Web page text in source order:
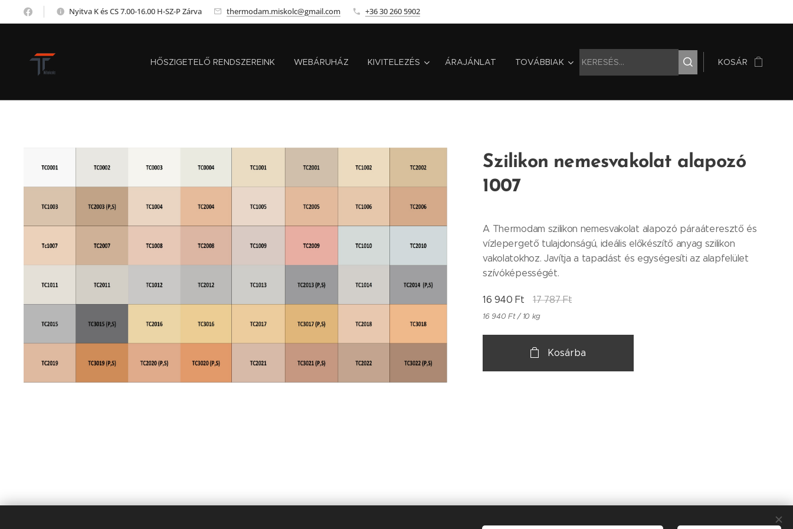
Nyitva K és CS 7.00-16.00 H-SZ-P Zárva thermodam.miskolc@gmail.com +36 30 260 5902
HŐSZIGETELŐ RENDSZEREINK WEBÁRUHÁZ KIVITELEZÉS ÁRAJÁNLAT TOVÁBBIAK KOSÁR
Szilikon nemesvakolat alapozó
1007
A Thermodam szilikon nemesvakolat alapozó páraáteresztő és
vízlepergető tulajdonságú, ideális előkészítő anyag szilikon
vakolatokhoz. Javítja a tapadást és egységesíti az alapfelület
szívóképességét.
16 940 Ft 17 787Ft
16 940 Ft / 10 kg
Kosárba